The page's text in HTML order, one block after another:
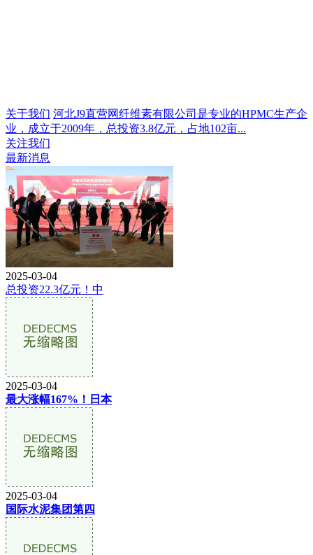
关于我们 河北J9直营网纤维素有限公司是专业的HPMC生产企
业，成立于2009年，总投资3.8亿元，占地102亩...
关注我们
最新消息
2025-03-04
总投资22.3亿元！中
2025-03-04
最大涨幅167%！日本
2025-03-04
国际水泥集团第四